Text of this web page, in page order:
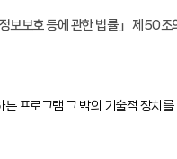
보보호 등에 관한 법률」 제50
프로그램 그 밖의 기술적 장치